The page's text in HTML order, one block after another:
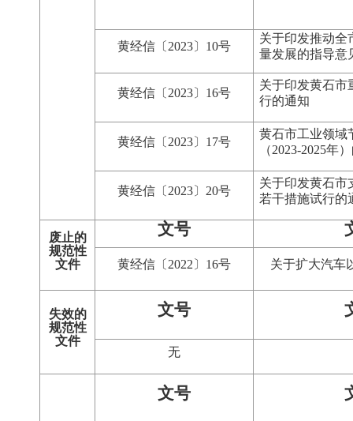
黄经信〔2023〕10号
关于印发推动全
量发展的指导意
黄经信〔2023〕16号
关于印发黄石市
行的通知
黄经信〔2023〕17号
黄石市工业领域
（2023-2025年
黄经信〔2023〕20号
关于印发黄石市
若干措施试行的
废止的
规范性
文件
文号
黄经信〔2022〕16号 关于扩大汽车
失效的
规范性
文件
文号
无
文号